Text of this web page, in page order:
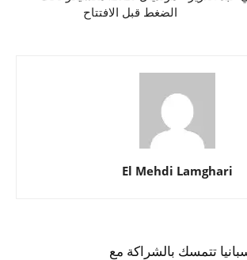
الضغط قبل الافتتاح
El Mehdi Lamghari
2030: إسبانيا تتمسك بالشراكة مع